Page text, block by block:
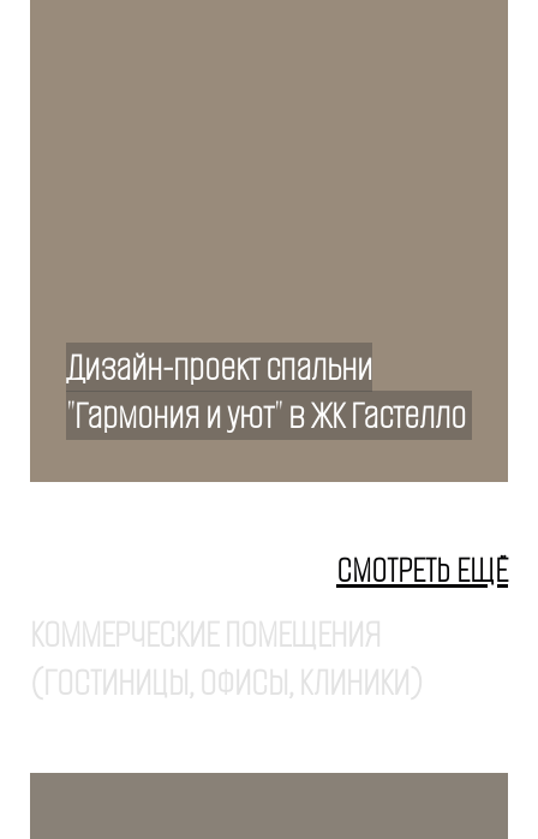
Дизайн-проект спальни
"Гармония и уют" в ЖК Гастелло
СМОТРЕТЬ ЕЩЁ
КОММЕРЧЕСКИЕ ПОМЕЩЕНИЯ
(ГОСТИНИЦЫ, ОФИСЫ, КЛИНИКИ)